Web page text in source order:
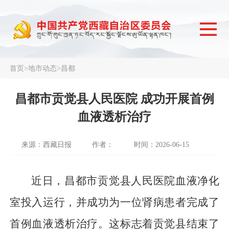
首页>地市动态>昌都
昌都市贡觉县人民医院 成功开展首例
血液透析治疗
来源：西藏日报 作者： 时间：2026-06-15
近日，昌都市贡觉县人民医院血液净化
室投入运行，并成功为一位肾病患者完成了
首例血液透析治疗。这标志着贡觉县结束了